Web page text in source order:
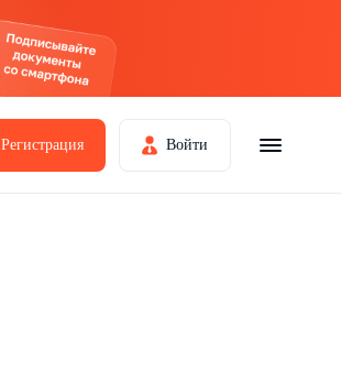
Регистрация Войти